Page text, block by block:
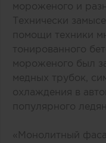
мороженого и
Технически
помощи техники
тонированного
мороженого был
медных трубок,
охлаждения в
популярного
«Монолитный